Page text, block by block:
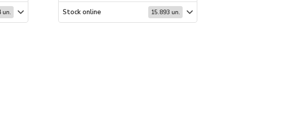
un. Stock online 15.893 un.